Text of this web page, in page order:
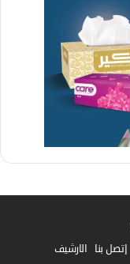
إتصل بنا الارشيف